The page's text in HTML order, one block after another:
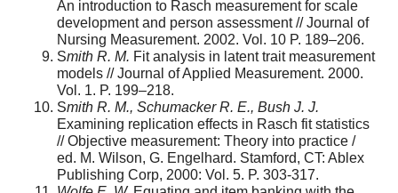
An introduction to Rasch measurement for scale
development and person assessment // Journal of
Nursing Measurement. 2002. Vol. 10 P. 189–206.
Smith R. M. Fit analysis in latent trait measurement
models // Journal of Applied Measurement. 2000.
Vol. 1. P. 199–218.
Smith R. M., Schumacker R. E., Bush J. J.
Examining replication effects in Rasch fit statistics
// Objective measurement: Theory into practice /
ed. M. Wilson, G. Engelhard. Stamford, CT: Ablex
Publishing Corp, 2000: Vol. 5. P. 303-317.